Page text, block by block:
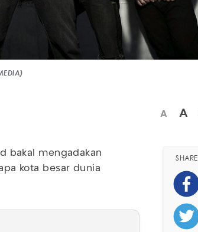
A A
bakal mengadakan
kota besar dunia
SHARE